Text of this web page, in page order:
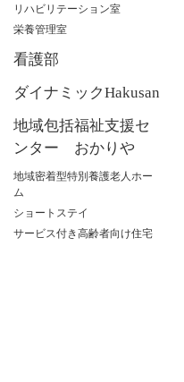
リハビリテーション室
栄養管理室
看護部
ダイナミックHakusan
地域包括福祉支援セ
ンター おかりや
地域密着型特別養護老人ホー
ム
ショートステイ
サービス付き高齢者向け住宅